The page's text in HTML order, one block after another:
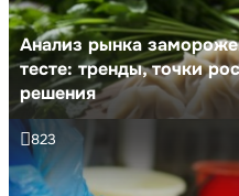
Анализ рынка
тесте: тренды, точки
решения
823